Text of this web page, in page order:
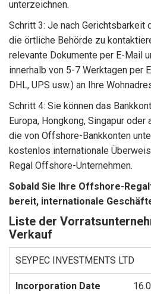
unterzeichnen.
Schritt 3: Je nach Gerichtsbarkeit
die örtliche Behörde zu
relevante Dokumente per E-Mail
innerhalb von 5-7 Werktagen per
DHL, UPS usw.) an Ihre
Schritt 4: Sie können das
Europa, Hongkong, Singapur
die von Offshore-Bankkonten
kostenlos internationale
Regal Offshore-Unternehmen.
Sobald Sie Ihre Offshore-
bereit, internationale
Liste der
Verkauf
SEYPEC INVESTMENTS LTD